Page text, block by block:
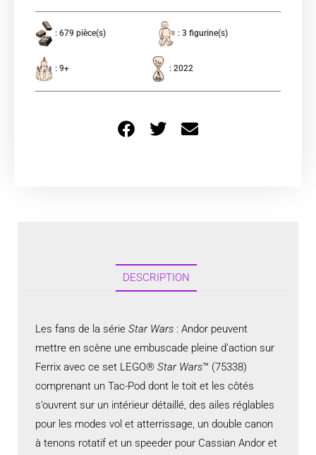
: 679 pièce(s) : 3 figurine(s)
: 9+ : 2022
DESCRIPTION
Les fans de la série Star Wars : Andor peuvent
mettre en scène une embuscade pleine d’action sur
Ferrix avec ce set LEGO® Star Wars™ (75338)
comprenant un Tac-Pod dont le toit et les côtés
s’ouvrent sur un intérieur détaillé, des ailes réglables
pour les modes vol et atterrissage, un double canon
à tenons rotatif et un speeder pour Cassian Andor et